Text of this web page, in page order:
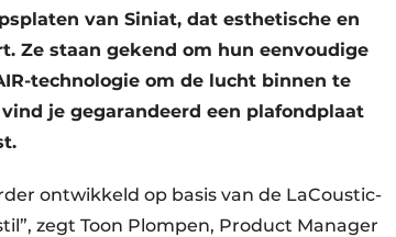
van Siniat, dat esthetische en
Ze staan gekend om hun eenvoudige
technologie om de lucht binnen te
je gegarandeerd een plafondplaat
ontwikkeld op basis van de LaCoustic-
zegt Toon Plompen, Product Manager